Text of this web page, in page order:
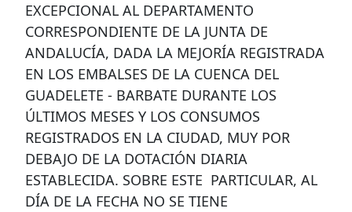
EXCEPCIONAL AL DEPARTAMENTO
CORRESPONDIENTE DE LA JUNTA DE
ANDALUCÍA, DADA LA MEJORÍA REGISTRADA
EN LOS EMBALSES DE LA CUENCA DEL
GUADELETE - BARBATE DURANTE LOS
ÚLTIMOS MESES Y LOS CONSUMOS
REGISTRADOS EN LA CIUDAD, MUY POR
DEBAJO DE LA DOTACIÓN DIARIA
ESTABLECIDA. SOBRE ESTE PARTICULAR, AL
DÍA DE LA FECHA NO SE TIENE